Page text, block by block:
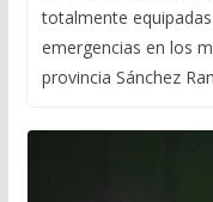
totalmente
emergencias en los
provincia Sánchez